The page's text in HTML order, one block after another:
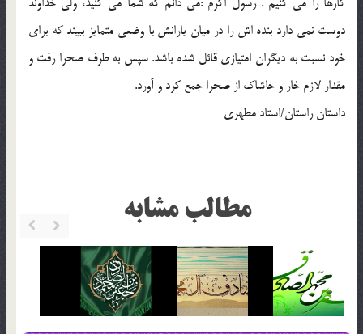
دوست نمي دارد بنده اش را در ميان يارانش با وضعي متمايز ببيند كه براي
خود نسبت به ديگران امتيازي قائل شده باشد. سپس به طرف صحرا رفت و
مقدار لازم خار و خاشاك از صحرا جمع كرد و آورد.
داستان راستان/استاد مطهري
مطالب مشابه